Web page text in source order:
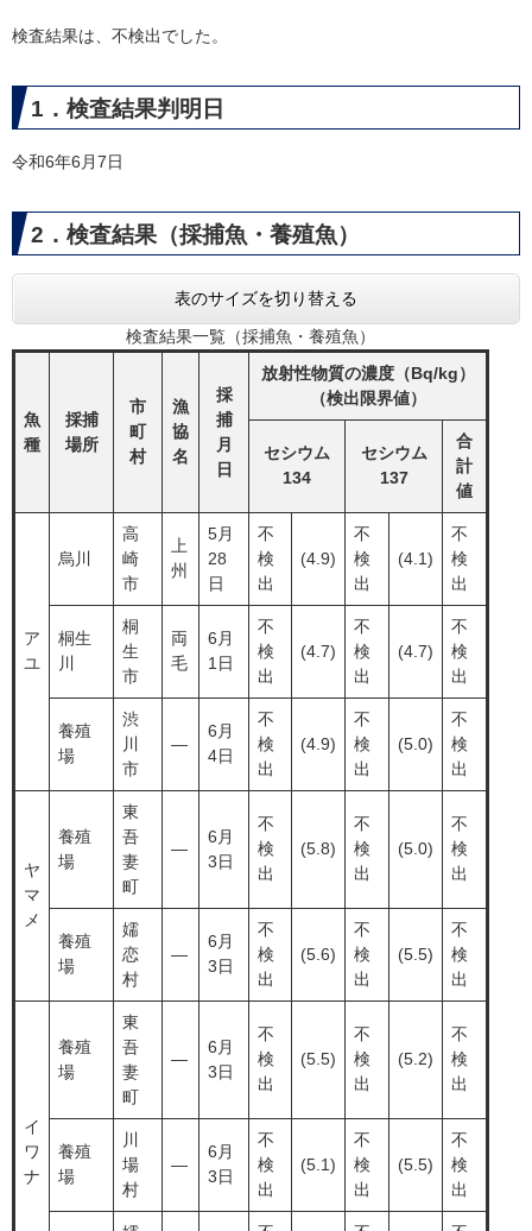
検査結果は、不検出でした。
1．検査結果判明日
令和6年6月7日
2．検査結果（採捕魚・養殖魚）
表のサイズを切り替える
検査結果一覧（採捕魚・養殖魚）
魚
種
採捕
場所
市
町
村
漁
協
名
採
捕
月
日
放射性物質の濃度（Bq/kg）
（検出限界値）
セシウム
134
セシウム
137
合
計
値
ア
ユ
烏川
高
崎
市
上
州
5月
28
日
不
検
出
(4.9)
不
検
出
(4.1)
不
検
出
桐生
川
桐
生
市
両
毛
6月
1日
不
検
出
(4.7)
不
検
出
(4.7)
不
検
出
養殖
場
渋
川
市
―
6月
4日
不
検
出
(4.9)
不
検
出
(5.0)
不
検
出
ヤ
マ
メ
養殖
場
東
吾
妻
町
―
6月
3日
不
検
出
(5.8)
不
検
出
(5.0)
不
検
出
養殖
場
嬬
恋
村
―
6月
3日
不
検
出
(5.6)
不
検
出
(5.5)
不
検
出
イ
ワ
ナ
養殖
場
東
吾
妻
町
―
6月
3日
不
検
出
(5.5)
不
検
出
(5.2)
不
検
出
養殖
場
川
場
村
―
6月
3日
不
検
出
(5.1)
不
検
出
(5.5)
不
検
出